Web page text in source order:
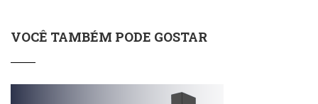
VOCÊ TAMBÉM PODE GOSTAR